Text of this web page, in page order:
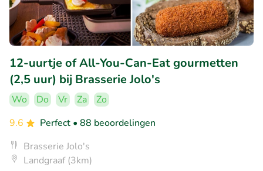
12-uurtje of All-You-Can-Eat gourmetten
(2,5 uur) bij Brasserie Jolo's
Wo Do Vr Za
Zo
9.6
Perfect • 88 beoordelingen
Brasserie Jolo's
Landgraaf (3km)